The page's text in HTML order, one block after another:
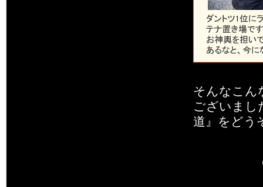
そんなこん
ございまし
道』をどう